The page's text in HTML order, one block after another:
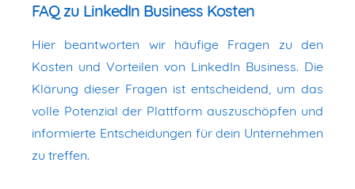
FAQ zu LinkedIn Business Kosten
Hier beantworten wir häufige Fragen zu den
Kosten und Vorteilen von LinkedIn Business. Die
Klärung dieser Fragen ist entscheidend, um das
volle Potenzial der Plattform auszuschöpfen und
informierte Entscheidungen für dein Unternehmen
zu treffen.